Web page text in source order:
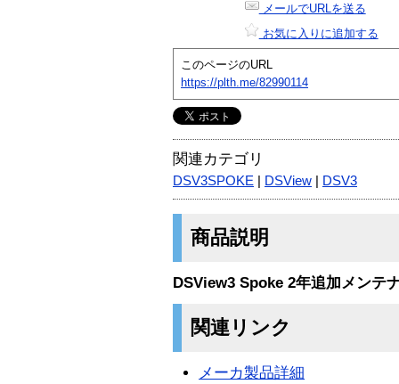
メールでURLを送る
お気に入りに追加する
このページのURL
https://plth.me/82990114
関連カテゴリ
DSV3SPOKE DSView DSV3
商品説明
DSView3 Spoke 2年追加メンテ
関連リンク
メーカ製品詳細